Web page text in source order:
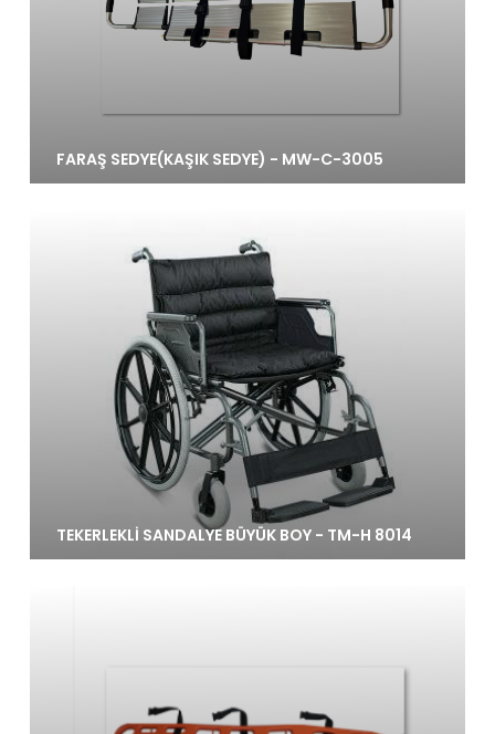
FARAŞ SEDYE(KAŞIK SEDYE) - MW-C-3005
TEKERLEKLİ SANDALYE BÜYÜK BOY - TM-H 8014